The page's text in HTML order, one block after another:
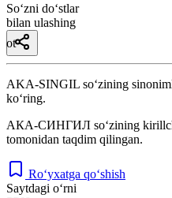
So‘zni do‘stlar
bilan ulashing
ot
AKA-SINGIL so‘zining
ko‘ring.
АКА-СИНГИЛ so‘zining
tomonidan taqdim qilingan.
Ro‘yxatga qo‘shish
Saytdagi o‘rni